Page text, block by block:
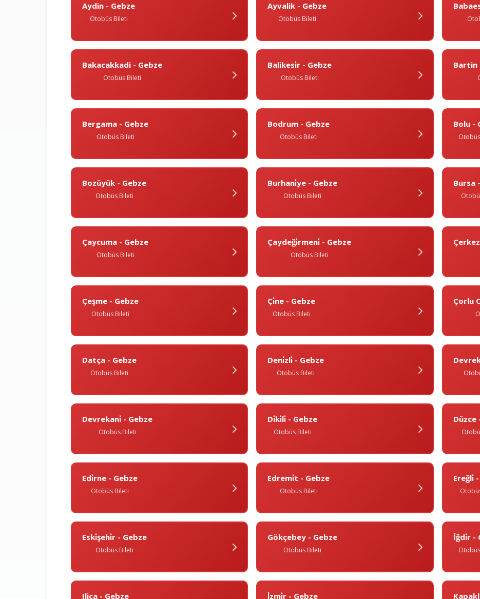
Aydin - Gebze
Otobüs Bileti
Ayvalik - Gebze
Otobüs Bileti
Bakacakkadi - Gebze
Otobüs Bileti
Balikesi̇r - Gebze
Otobüs Bileti
Bartin
Bergama - Gebze
Otobüs Bileti
Bodrum - Gebze
Otobüs Bileti
Bolu -
Bozüyük - Gebze
Otobüs Bileti
Burhani̇ye - Gebze
Otobüs Bileti
Bursa
Çaycuma - Gebze
Otobüs Bileti
Çaydeği̇rmeni̇ - Gebze
Otobüs Bileti
Çeşme - Gebze
Otobüs Bileti
Çi̇ne - Gebze
Otobüs Bileti
Çorlu
Datça - Gebze
Otobüs Bileti
Deni̇zli̇ - Gebze
Otobüs Bileti
Devrekani̇ - Gebze
Otobüs Bileti
Di̇ki̇li̇ - Gebze
Otobüs Bileti
Düzce
Edi̇rne - Gebze
Otobüs Bileti
Edremi̇t - Gebze
Otobüs Bileti
Ereğli̇
Eski̇şehi̇r - Gebze
Otobüs Bileti
Gökçebey - Gebze
Otobüs Bileti
İğdi̇r -
Ilica - Gebze İzmi̇r - Gebze